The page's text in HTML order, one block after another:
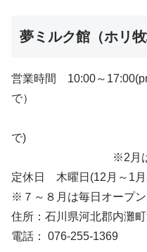
夢ミルク館（ホリ牧
営業時間 10:00～
11月・2月は
※2月は土日
定休日 木曜日(12月～1
※７～８月は毎日オープン
住所：石川県河北郡内灘
電話： 076-255-1369